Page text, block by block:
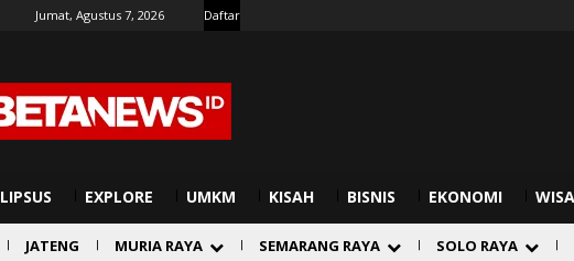
Jumat, Agustus 7, 2026 Daftar
LIPSUS EXPLORE UMKM KISAH BISNIS EKONOMI
JATENG MURIA RAYA SEMARANG RAYA SOLO RAYA